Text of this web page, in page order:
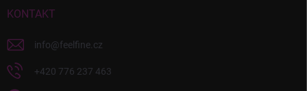
KONTAKT
info@feelfine.cz
+420 776 237 463